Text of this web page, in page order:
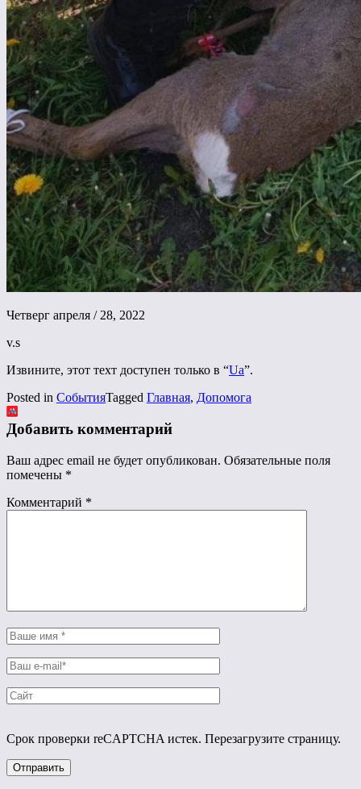
Четверг апреля / 28, 2022
v.s
Извините, этот техт доступен только в “Ua”.
Posted in СобытияTagged Главная, Допомога
Добавить комментарий
Ваш адрес email не будет опубликован. Обязательные поля
помечены *
Комментарий *
Срок проверки reCAPTCHA истек. Перезагрузите страницу.